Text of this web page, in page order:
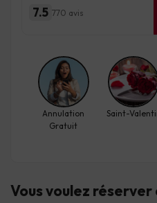
7.5 770 avis
Annulation
Gratuit
Saint-
Vous voulez